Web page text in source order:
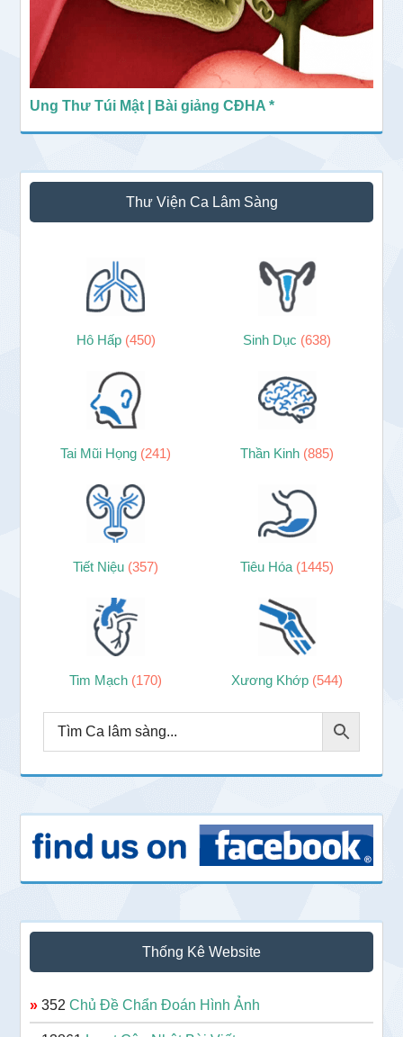
Ung Thư Túi Mật | Bài giảng CĐHA *
Thư Viện Ca Lâm Sàng
Hô Hấp (450) Sinh Dục (638)
Tai Mũi Họng (241) Thần Kinh (885)
Tiết Niệu (357) Tiêu Hóa (1445)
Tim Mạch (170) Xương Khớp (544)
Thống Kê Website
» 352Chủ Đề Chẩn Đoán Hình Ảnh